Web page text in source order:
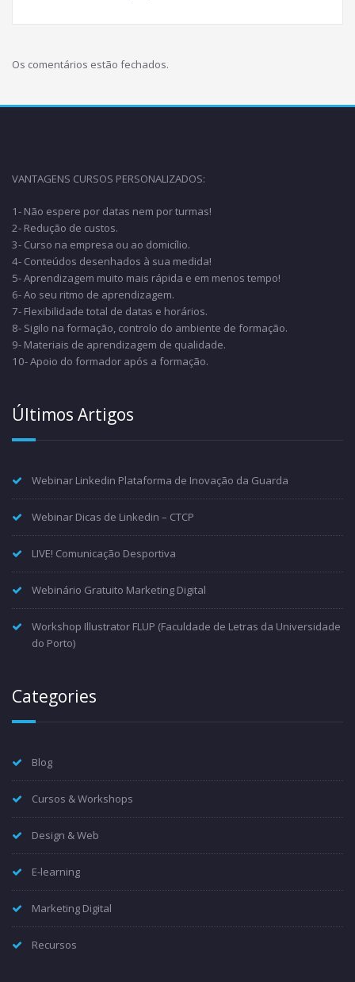
Os comentários estão fechados.
VANTAGENS CURSOS PERSONALIZADOS:
1- Não espere por datas nem por turmas!
2- Redução de custos.
3- Curso na empresa ou ao domicílio.
4- Conteúdos desenhados à sua medida!
5- Aprendizagem muito mais rápida e em menos tempo!
6- Ao seu ritmo de aprendizagem.
7- Flexibilidade total de datas e horários.
8- Sigilo na formação, controlo do ambiente de formação.
9- Materiais de aprendizagem de qualidade.
10- Apoio do formador após a formação.
Últimos Artigos
Webinar Linkedin Plataforma de Inovação da Guarda
Webinar Dicas de Linkedin – CTCP
LIVE! Comunicação Desportiva
Webinário Gratuito Marketing Digital
Workshop Illustrator FLUP (Faculdade de Letras da Universidade
do Porto)
Categories
Blog
Cursos & Workshops
Design & Web
E-learning
Marketing Digital
Recursos